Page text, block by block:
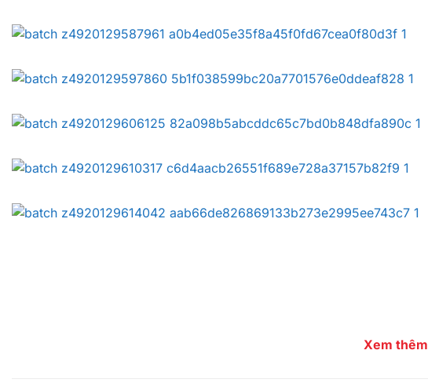
Xem thêm